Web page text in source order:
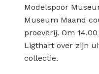
Modelspoor
Museum Maand
proeverij. Om
Ligthart over zijn
collectie.